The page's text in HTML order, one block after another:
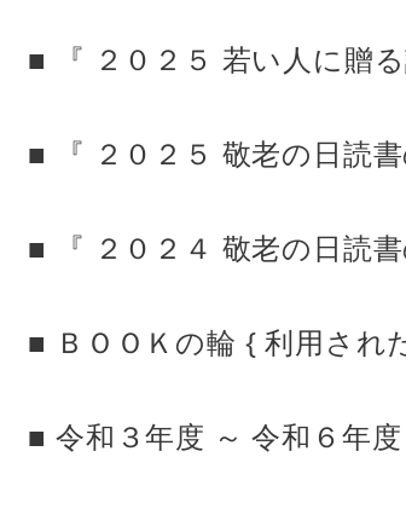
■ 『 ２０２５ 若い人に贈
■ 『 ２０２５ 敬老の日読
■ 『 ２０２４ 敬老の日読
■ ＢＯＯＫの輪 { 利用さ
■ 令和３年度 ～ 令和６年